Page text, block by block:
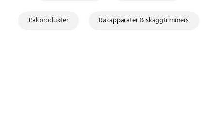
Rakprodukter Rakapparater & skäggtrimmers